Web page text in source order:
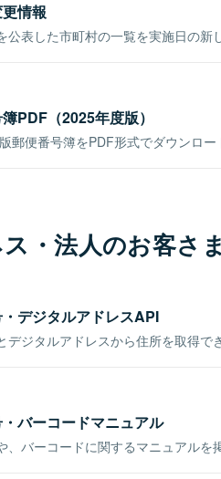
情報
公表した市町村の一覧を実施日の新
PDF（2025年度版）
郵便番号簿をPDF形式でダウンロー
・法人のお客さ
デジタルアドレスAPI
デジタルアドレスから住所を取得で
バーコードマニュアル
、バーコードに関するマニュアルを